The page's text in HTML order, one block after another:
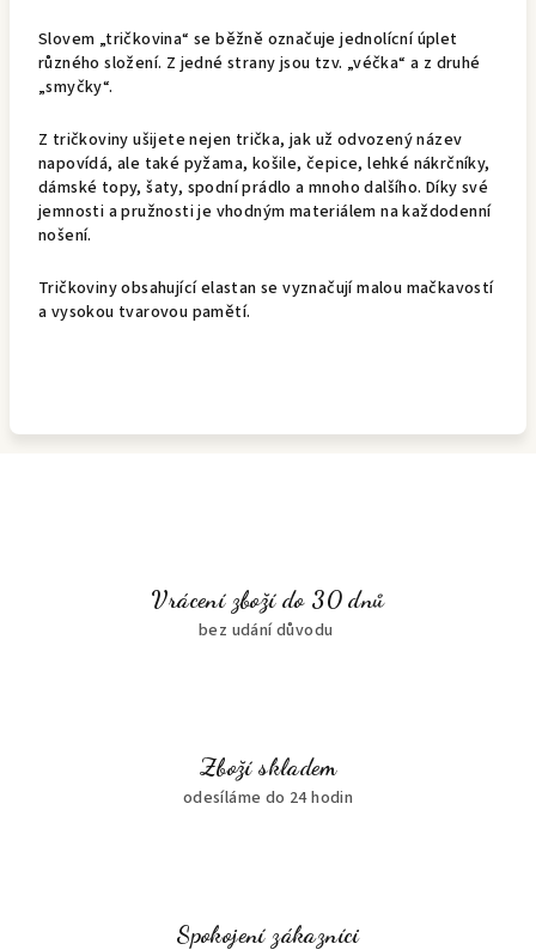
Vrácení zboží do 30 dnů
bez udání důvodu
Zboží skladem
odesíláme do 24 hodin
Spokojení zákazníci
Slovem „tričkovina“ se běžně označuje jednolícní úplet
různého složení. Z jedné strany jsou tzv. „véčka“ a z druhé
„smyčky“.
Z tričkoviny ušijete nejen trička, jak už odvozený název
napovídá, ale také pyžama, košile, čepice, lehké nákrčníky,
dámské topy, šaty, spodní prádlo a mnoho dalšího. Díky své
jemnosti a pružnosti je vhodným materiálem na každodenní
nošení.
Tričkoviny obsahující elastan se vyznačují malou mačkavostí
a vysokou tvarovou pamětí.